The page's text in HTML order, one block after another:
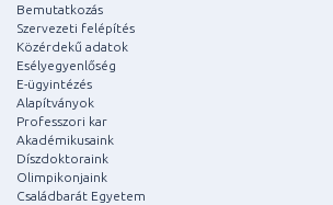
Bemutatkozás
Szervezeti felépítés
Közérdekű adatok
Esélyegyenlőség
E-ügyintézés
Alapítványok
Professzori kar
Akadémikusaink
Díszdoktoraink
Olimpikonjaink
Családbarát Egyetem